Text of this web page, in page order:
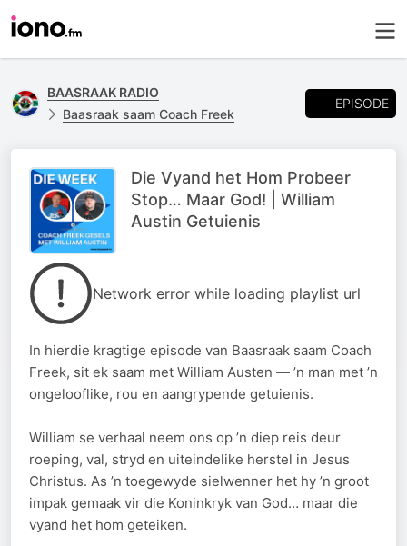
BAASRAAK RADIO
Baasraak saam Coach Freek
EPISODE
Die Vyand het Hom Probeer
Stop… Maar God! | William
Austin Getuienis
Network error while loading playlist url
In hierdie kragtige episode van Baasraak saam Coach
Freek, sit ek saam met William Austen — ’n man met ’n
ongelooflike, rou en aangrypende getuienis.
William se verhaal neem ons op ’n diep reis deur
roeping, val, stryd en uiteindelike herstel in Jesus
Christus. As ’n toegewyde sielwenner het hy ’n groot
impak gemaak vir die Koninkryk van God… maar die
vyand het hom geteiken.